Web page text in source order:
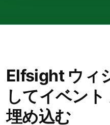
Elfsight ウィ
してイベン
埋め込む